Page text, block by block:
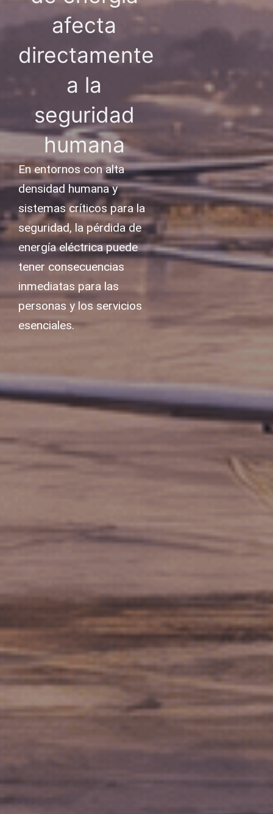
afecta
directamente
a la
seguridad
humana
En entornos con alta
densidad humana y
sistemas críticos para la
seguridad, la pérdida de
energía eléctrica puede
tener consecuencias
inmediatas para las
personas y los servicios
esenciales.